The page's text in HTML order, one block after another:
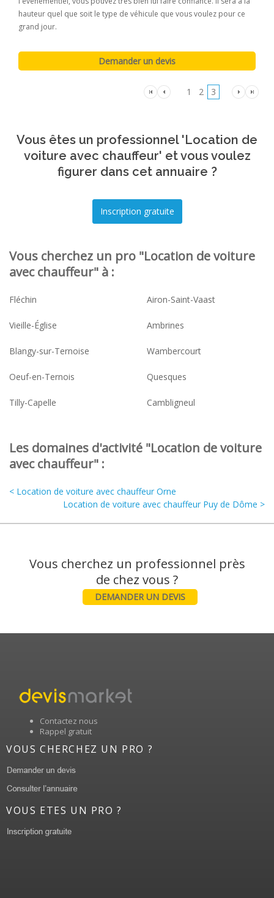
hauteur quel que soit le type de véhicule que vous voulez pour ce
grand jour.
1 2 3
Vous êtes un professionnel 'Location de
voiture avec chauffeur' et vous voulez
figurer dans cet annuaire ?
Vous cherchez un pro "Location de voiture
avec chauffeur" à :
Fléchin Airon-Saint-Vaast
Vieille-Église Ambrines
Blangy-sur-Ternoise Wambercourt
Oeuf-en-Ternois Quesques
Tilly-Capelle Cambligneul
Les domaines d'activité "Location de voiture
avec chauffeur" :
< Location de voiture avec chauffeur Orne
Location de voiture avec chauffeur Puy de Dôme >
Vous cherchez un professionnel près
DEMANDER UN DEVIS
Contactez nous
Rappel gratuit
VOUS CHERCHEZ UN PRO ?
VOUS ETES UN PRO ?